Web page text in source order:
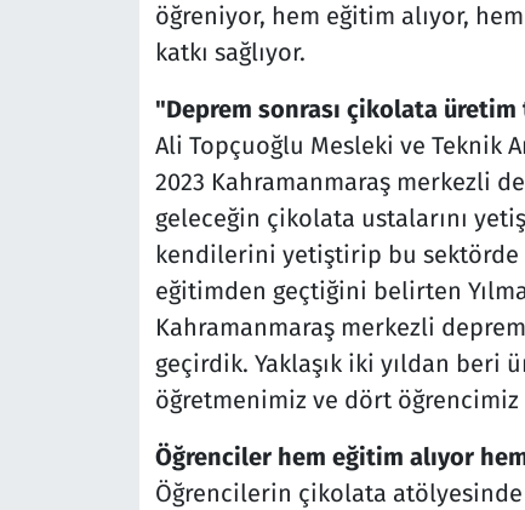
öğreniyor, hem eğitim alıyor,
katkı sağlıyor.
"Deprem sonrası çikolata
Ali Topçuoğlu Mesleki ve Teknik
2023 Kahramanmaraş merkezli
geleceğin çikolata ustalarını
kendilerini yetiştirip bu
eğitimden geçtiğini belirten
Kahramanmaraş merkezli
geçirdik. Yaklaşık iki yıldan beri
öğretmenimiz ve dört
Öğrenciler hem eğitim alıyor
Öğrencilerin çikolata